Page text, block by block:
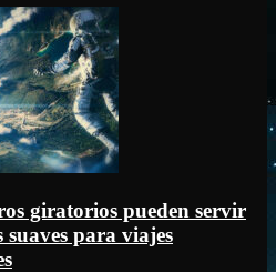
giratorios pueden servir
suaves para viajes